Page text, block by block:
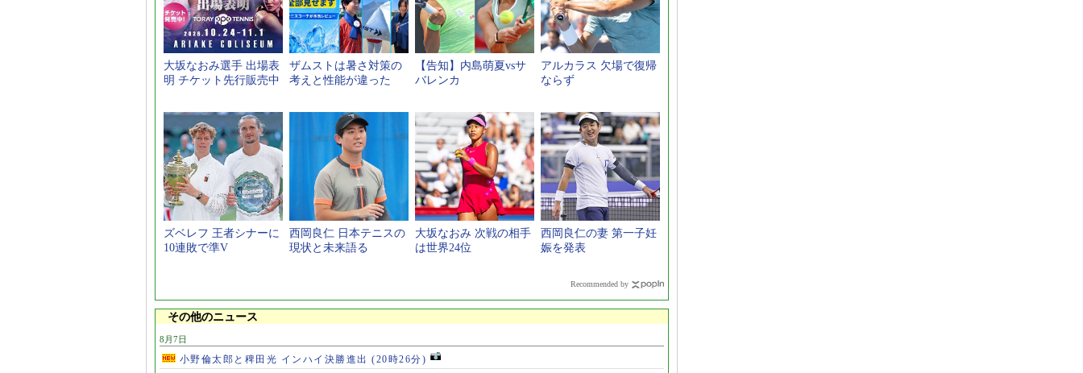
大坂なおみ選手 出場表
明 チケット先行販売中
ザムストは暑さ対策の
考えと性能が違った
【告知】内島萌夏vsサ
バレンカ
アルカラス 欠場で復帰
ならず
ズベレフ 王者シナーに
10連敗で準V
西岡良仁 日本テニスの
現状と未来語る
大坂なおみ 次戦の相手
は世界24位
西岡良仁の妻 第一子妊
娠を発表
Recommended by
その他のニュース
8月7日
小野倫太郎と稗田光 インハイ決勝進出 (20時26分)